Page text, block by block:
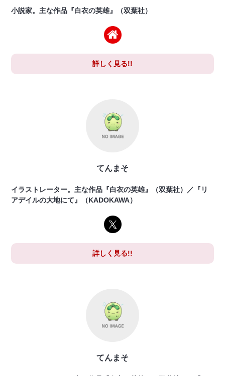
小説家。主な作品『白衣の英雄』（双葉社）
詳しく見る!!
てんまそ
イラストレーター。主な作品『白衣の英雄』（双葉社）／『リ
アデイルの大地にて』（KADOKAWA）
詳しく見る!!
てんまそ